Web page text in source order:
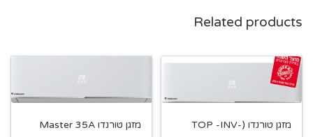
Related products
מזגן טורנדו Master 35A מזגן טורנדו (TOP -INV-